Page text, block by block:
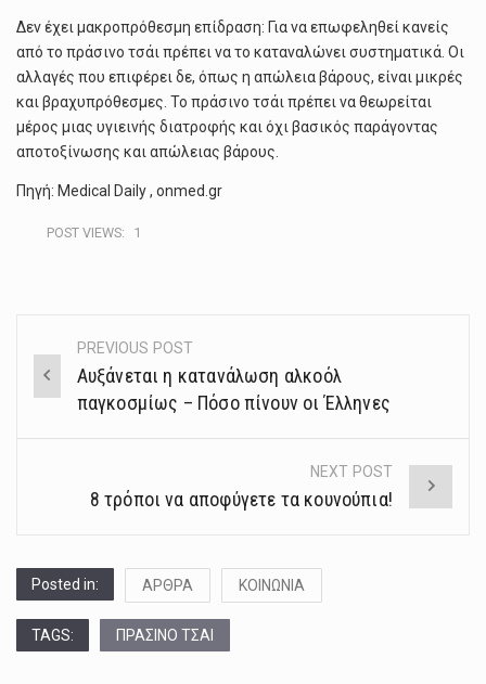
Δεν έχει μακροπρόθεσμη επίδραση: Για να επωφεληθεί κανείς
από το πράσινο τσάι πρέπει να το καταναλώνει συστηματικά. Οι
αλλαγές που επιφέρει δε, όπως η απώλεια βάρους, είναι μικρές
και βραχυπρόθεσμες. Το πράσινο τσάι πρέπει να θεωρείται
μέρος μιας υγιεινής διατροφής και όχι βασικός παράγοντας
αποτοξίνωσης και απώλειας βάρους.
Πηγή: Medical Daily , onmed.gr
POST VIEWS: 1
Post
navigation
PREVIOUS POST
Αυξάνεται η κατανάλωση αλκοόλ
παγκοσμίως – Πόσο πίνουν οι Έλληνες
NEXT POST
8 τρόποι να αποφύγετε τα κουνούπια!
Posted in: ΑΡΘΡΑ ΚΟΙΝΩΝΙΑ
TAGS: ΠΡΑΣΙΝΟ ΤΣΑΙ